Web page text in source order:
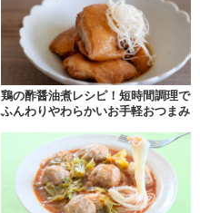
鶏の酢醤油煮レシピ！短時間調理で
ふんわりやわらかいお手軽おつまみ